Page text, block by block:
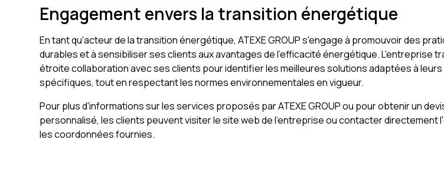
Engagement envers la transition énergétique
En tant qu'acteur de la transition énergétique, ATEXE GROUP s'engage à promouvoir des
durables et à sensibiliser ses clients aux avantages de l'efficacité énergétique. L'entreprise
étroite collaboration avec ses clients pour identifier les meilleures solutions adaptées à
spécifiques, tout en respectant les normes environnementales en vigueur.
Pour plus d'informations sur les services proposés par ATEXE GROUP ou pour obtenir un
personnalisé, les clients peuvent visiter le site web de l'entreprise ou contacter directement
les coordonnées fournies.